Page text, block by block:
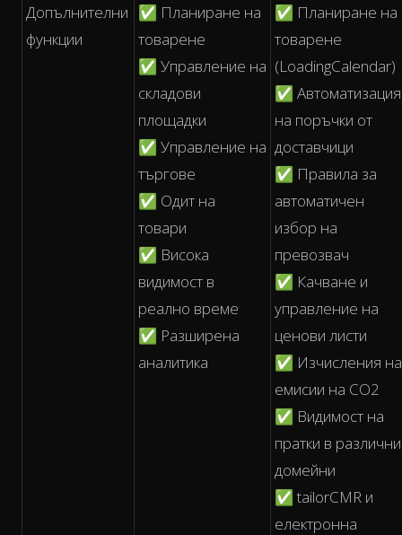
Допълнителни
функции
✅ Планиране на
товарене
✅ Управление на
складови
площадки
✅ Управление на
търгове
✅ Одит на
товари
✅ Висока
видимост в
реално време
✅ Разширена
аналитика
✅ Планиране на
товарене
(LoadingCalendar)
✅ Автоматизация
на поръчки от
доставчици
✅ Правила за
автоматичен
избор на
превозвач
✅ Качване и
управление на
ценови листи
✅ Изчисления на
емисии на CO2
✅ Видимост на
пратки в различни
домейни
✅ tailorCMR и
електронна